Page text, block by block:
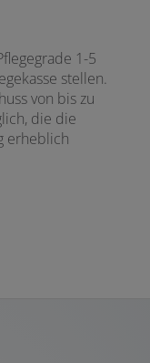
1-5
stellen.
von bis zu
die die
erheblich